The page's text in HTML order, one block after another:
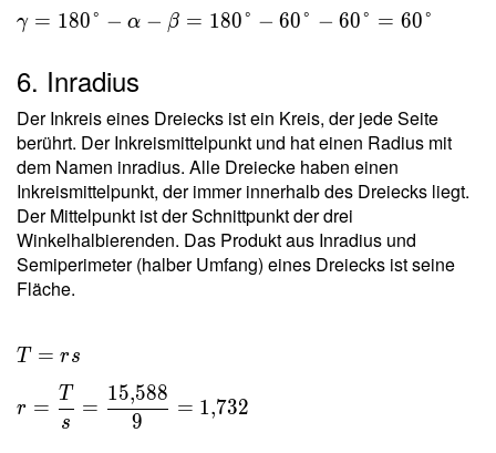
γ = 180° − α − β = 180° − 60° − 60° = 60°
6. Inradius
Der Inkreis eines Dreiecks ist ein Kreis, der jede Seite
berührt. Der Inkreismittelpunkt und hat einen Radius mit
dem Namen inradius. Alle Dreiecke haben einen
Inkreismittelpunkt, der immer innerhalb des Dreiecks liegt.
Der Mittelpunkt ist der Schnittpunkt der drei
Winkelhalbierenden. Das Produkt aus Inradius und
Semiperimeter (halber Umfang) eines Dreiecks ist seine
Fläche.
T = rs \
\\ r =
\dfrac{
T }{ s }
T = rs
r =
s
T
=
9
15,588
= 1,732